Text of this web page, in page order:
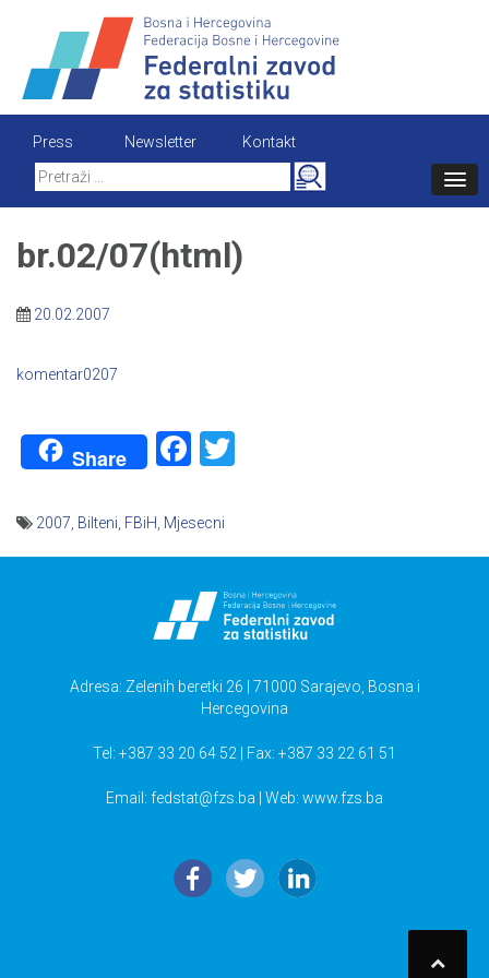
content
Press Newsletter
Kontakt
Search
for:
br.02/07(html)
20.02.2007
komentar0207
Share Facebook
2007 Bilteni FBiH Mjesecni
Adresa: Zelenih beretki 26 | 71000 Sarajevo, Bosna i
Hercegovina
Tel: +387 33 20 64 52 | Fax: +387 33 22 61 51
Email: fedstat@fzs.ba | Web: www.fzs.ba